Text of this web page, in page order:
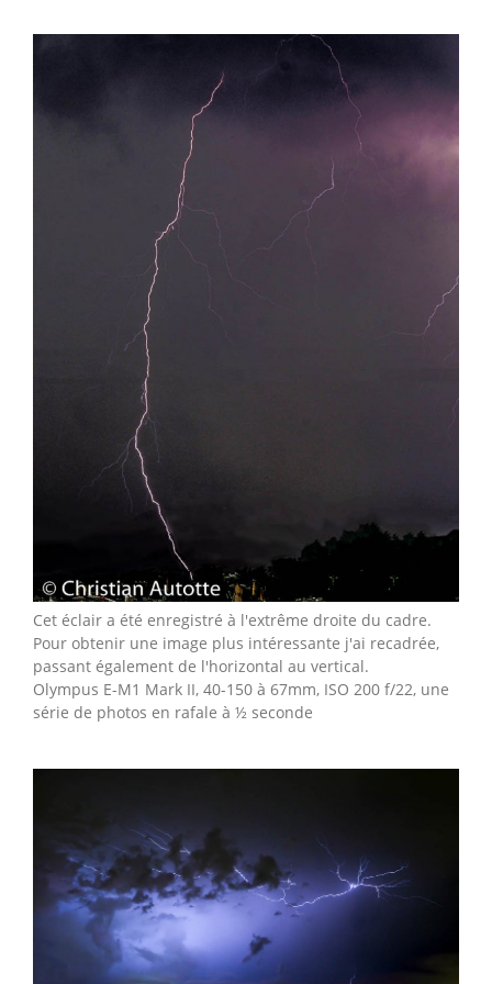
Cet éclair a été enregistré à l'extrême droite du cadre.
Pour obtenir une image plus intéressante j'ai recadrée,
passant également de l'horizontal au vertical.
Olympus E-M1 Mark II, 40-150 à 67mm, ISO 200 f/22, une
série de photos en rafale à ½ seconde